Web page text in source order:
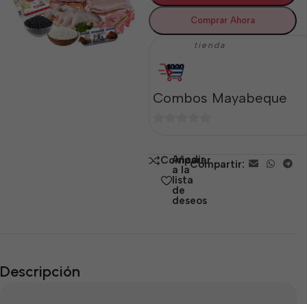
Comprar Ahora
tienda
Combos Mayabeque
5 Comparar
Añadir
a la
lista
de
deseos
Compartir:
Descripción